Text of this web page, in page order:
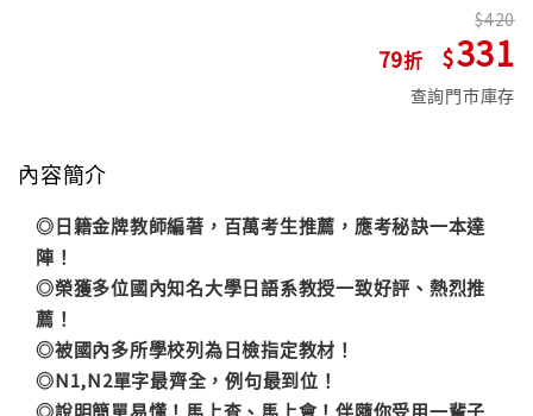
79
420
331
查詢門市庫存
內容簡介
◎日籍金牌教師編著，百萬考生推薦，應考秘訣一本達
陣！
◎榮獲多位國內知名大學日語系教授一致好評、熱烈推
薦！
◎被國內多所學校列為日檢指定教材！
◎N1,N2單字最齊全，例句最到位！
◎說明簡單易懂！馬上查、馬上會！伴隨你受用一輩子